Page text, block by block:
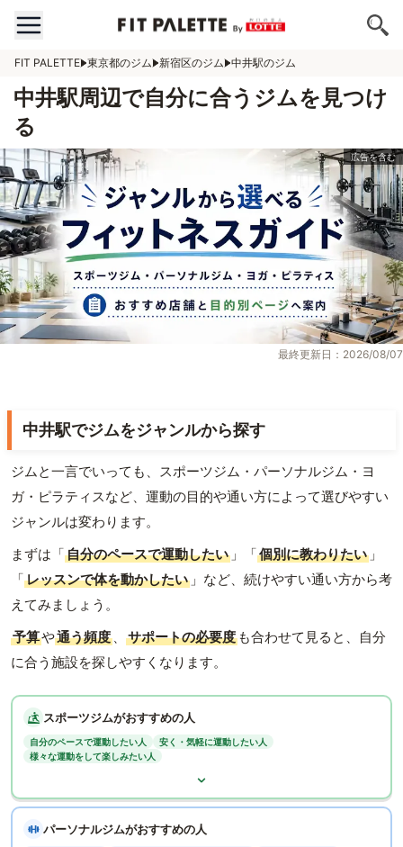
FIT PALETTE 東京都のジム 新宿区のジム 中井駅のジム
中井駅周辺で自分に合うジムを見つけ
る
最終更新日：2026/08/07
中井駅でジムをジャンルから探す
ジムと一言でいっても、スポーツジム・パーソナルジム・ヨ
ガ・ピラティスなど、運動の目的や通い方によって選びやすい
ジャンルは変わります。
まずは「自分のペースで運動したい 」「個別に教わりたい 」
「レッスンで体を動かしたい 」など、続けやすい通い方から考
えてみましょう。
予算や通う頻度 、 サポートの必要度 も合わせて見ると、自分
に合う施設を探しやすくなります。
スポーツジムがおすすめの人
自分のペースで運動したい人
安く・気軽に運動したい人
様々な運動をして楽しみたい人
パーソナルジムがおすすめの人